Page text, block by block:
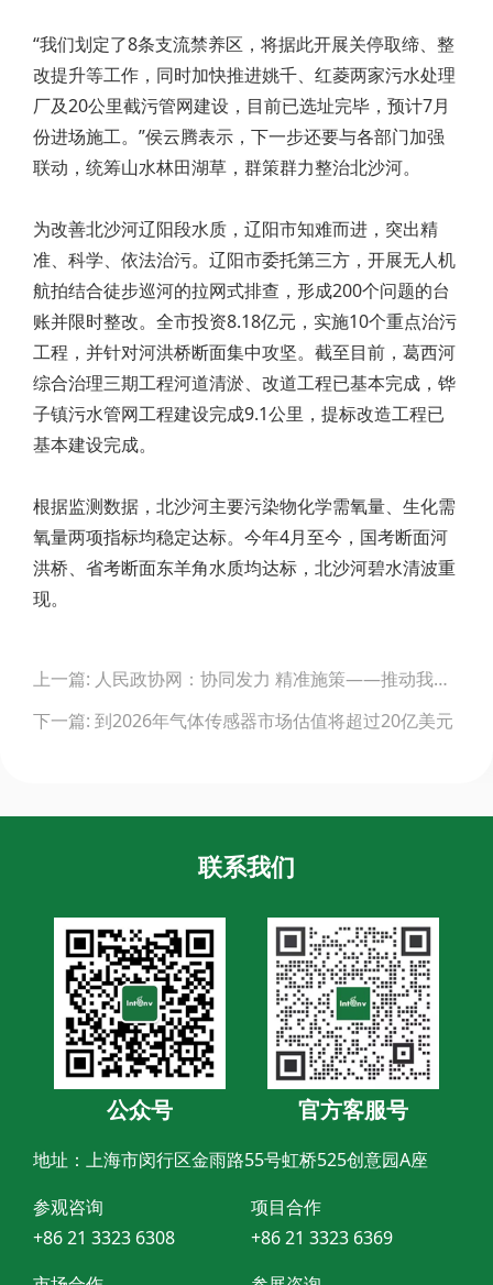
“我们划定了8条支流禁养区，将据此开展关停取缔、整
改提升等工作，同时加快推进姚千、红菱两家污水处理
厂及20公里截污管网建设，目前已选址完毕，预计7月
份进场施工。”侯云腾表示，下一步还要与各部门加强
联动，统筹山水林田湖草，群策群力整治北沙河。
为改善北沙河辽阳段水质，辽阳市知难而进，突出精
准、科学、依法治污。辽阳市委托第三方，开展无人机
航拍结合徒步巡河的拉网式排查，形成200个问题的台
账并限时整改。全市投资8.18亿元，实施10个重点治污
工程，并针对河洪桥断面集中攻坚。截至目前，葛西河
综合治理三期工程河道清淤、改道工程已基本完成，铧
子镇污水管网工程建设完成9.1公里，提标改造工程已
基本建设完成。
根据监测数据，北沙河主要污染物化学需氧量、生化需
氧量两项指标均稳定达标。今年4月至今，国考断面河
洪桥、省考断面东羊角水质均达标，北沙河碧水清波重
现。
navigation
上一篇: 人民政协网：协同发力 精准施策——推动我国仪器仪表行业高质量发展
下一篇: 到2026年气体传感器市场估值将超过20亿美元
联系我们
公众号 官方客服号
地址：上海市闵行区金雨路55号虹桥525创意园A座
参观咨询
+86 21 3323 6308
项目合作
+86 21 3323 6369